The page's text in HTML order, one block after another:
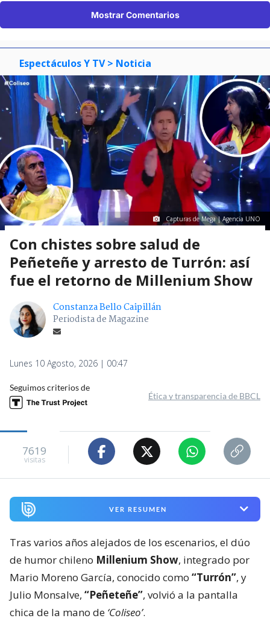
Mostrar Comentarios
Espectáculos Y TV > Noticia
Capturas de Mega | Agencia UNO
Con chistes sobre salud de
Peñeteñe y arresto de Turrón: así
fue el retorno de Millenium Show
Constanza Bello Caipillán
Periodista de Magazine
Lunes 10 Agosto, 2026 | 00:47
Seguimos criterios de
Ética y transparencia de BBCL
7619
visitas
VER RESUMEN
Tras varios años alejados de los escenarios, el dúo
de humor chileno Millenium Show, integrado por
Mario Moreno García, conocido como “Turrón”, y
Julio Monsalve, “Peñeteñe”, volvió a la pantalla
chica de la mano de ‘Coliseo’.